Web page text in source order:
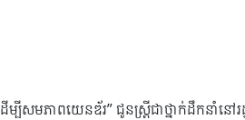
បីសមភាពយេនឌ័រ” ជូនស្ត្រីជាថ្នាក់ដឹកនាំនៅរ